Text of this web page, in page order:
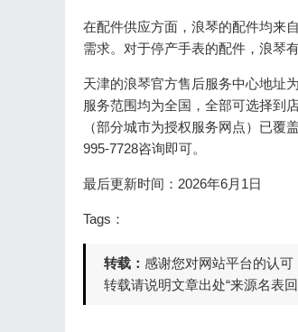
在配件供应方面，浪琴的配件均来
需求。对于停产手表的配件，浪琴
天津的浪琴官方售后服务中心地址
服务范围均为全国，全部可选择到
（部分城市为授权服务网点）已
995-7728咨询即可。
最后更新时间：2026年6月1日
Tags：
转载： 感谢您对网站平台的认
转载请说明文章出处“来源名表回